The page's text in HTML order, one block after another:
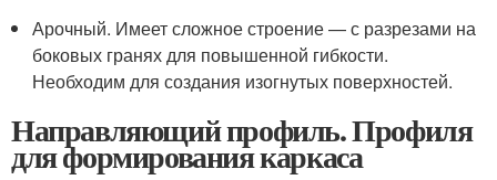
Арочный. Имеет сложное строение — с разрезами на
боковых гранях для повышенной гибкости.
Необходим для создания изогнутых поверхностей.
Направляющий профиль. Профиля
для формирования каркаса